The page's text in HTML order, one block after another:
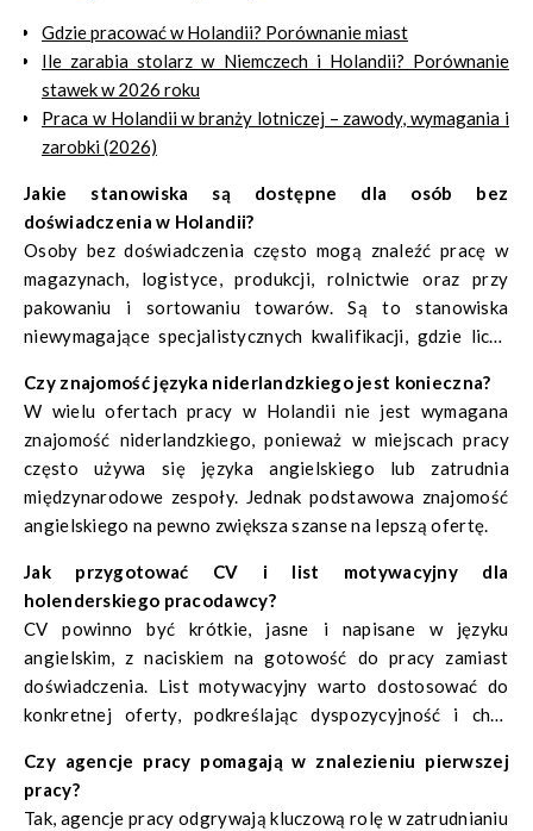
Gdzie pracować w Holandii? Porównanie miast
Ile zarabia stolarz w Niemczech i Holandii? Porównanie
stawek w 2026 roku
Praca w Holandii w branży lotniczej – zawody, wymagania i
zarobki (2026)
Jakie stanowiska są dostępne dla osób bez
doświadczenia w Holandii?
Osoby bez doświadczenia często mogą znaleźć pracę w
magazynach, logistyce, produkcji, rolnictwie oraz przy
pakowaniu i sortowaniu towarów. Są to stanowiska
niewymagające specjalistycznych kwalifikacji, gdzie liczy
dyspozycyjność.
Czy znajomość języka niderlandzkiego jest konieczna?
W wielu ofertach pracy w Holandii nie jest wymagana
znajomość niderlandzkiego, ponieważ w miejscach pracy
często używa się języka angielskiego lub zatrudnia
międzynarodowe zespoły. Jednak podstawowa znajomość
angielskiego na pewno zwiększa szanse na lepszą ofertę.
Jak przygotować CV i list motywacyjny dla
holenderskiego pracodawcy?
CV powinno być krótkie, jasne i napisane w języku
angielskim, z naciskiem na gotowość do pracy zamiast
doświadczenia. List motywacyjny warto dostosować do
konkretnej oferty, podkreślając dyspozycyjność i chęć
Czy agencje pracy pomagają w znalezieniu pierwszej
pracy?
Tak, agencje pracy odgrywają kluczową rolę w zatrudnianiu